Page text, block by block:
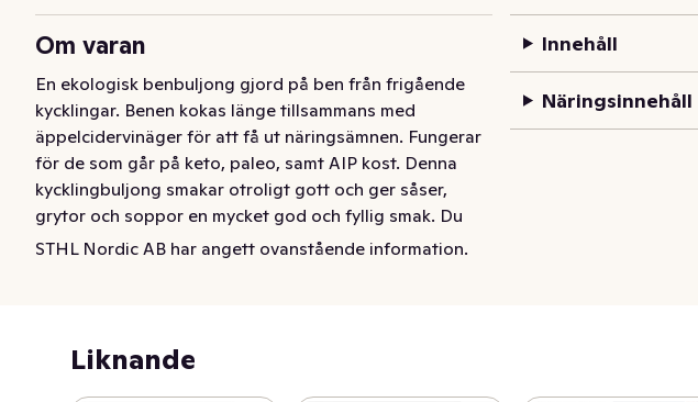
Om varan
En ekologisk benbuljong gjord på ben från frigående
kycklingar. Benen kokas länge tillsammans med
äppelcidervinäger för att få ut näringsämnen. Fungerar
för de som går på keto, paleo, samt AIP kost. Denna
kycklingbuljong smakar otroligt gott och ger såser,
grytor och soppor en mycket god och fyllig smak. Du
kan dricka denna buljong som den är. Använd som
dagen är att dricka en kopp med varm buljong. Det kan
också vara ett bra sätt att varva ner innan läggdags.
STHL Nordic AB har angett ovanstående information.
Innehåll
Näringsinnehåll
Liknande